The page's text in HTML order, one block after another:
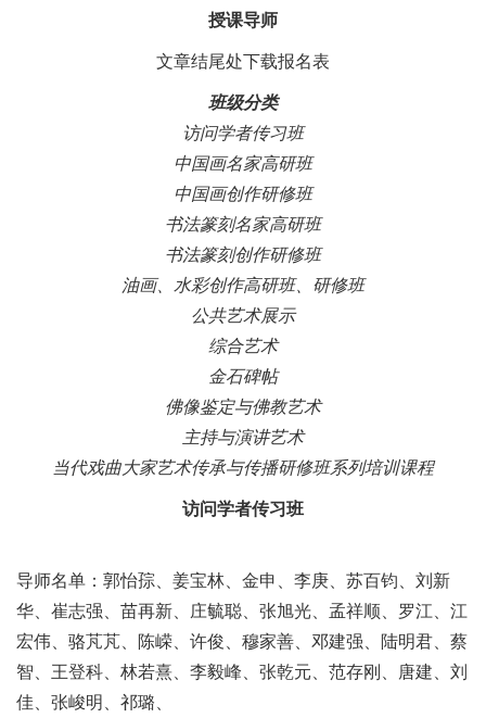
授课导师
文章结尾处下载报名表
班级分类
访问学者传习班
中国画名家高研班
中国画创作研修班
书法篆刻名家高研班
书法篆刻创作研修班
油画、水彩创作高研班、研修班
公共艺术展示
综合艺术
金石碑帖
佛像鉴定与佛教艺术
主持与演讲艺术
当代戏曲大家艺术传承与传播研修班系列培训课程
访问学者传习班
导师名单：郭怡孮、姜宝林、金申、李庚、苏百钧、刘新
华、崔志强、苗再新、庄毓聪、张旭光、孟祥顺、罗江、江
宏伟、骆芃芃、陈嵘、许俊、穆家善、邓建强、陆明君、蔡
智、王登科、林若熹、李毅峰、张乾元、范存刚、唐建、刘
佳、张峻明、祁璐、